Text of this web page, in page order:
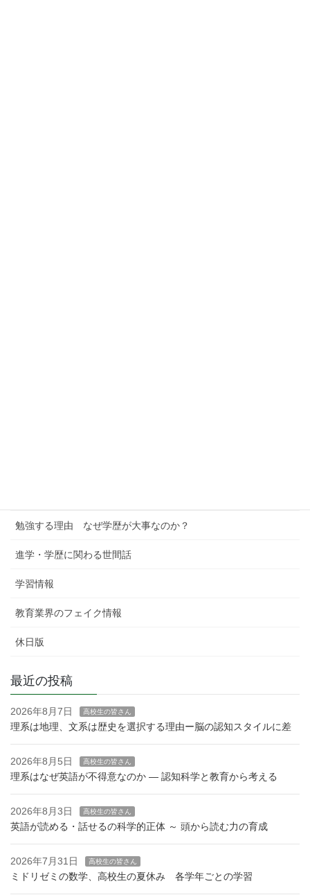
勉強する理由 なぜ学歴が大事なのか？
進学・学歴に関わる世間話
学習情報
教育業界のフェイク情報
休日版
最近の投稿
2026年8月7日 高校生の皆さん
理系は地理、文系は歴史を選択する理由ー脳の認知スタイルに差
2026年8月5日 高校生の皆さん
理系はなぜ英語が不得意なのか — 認知科学と教育から考える
2026年8月3日 高校生の皆さん
英語が読める・話せるの科学的正体 ～ 頭から読む力の育成
2026年7月31日 高校生の皆さん
ミドリゼミの数学、高校生の夏休み 各学年ごとの学習